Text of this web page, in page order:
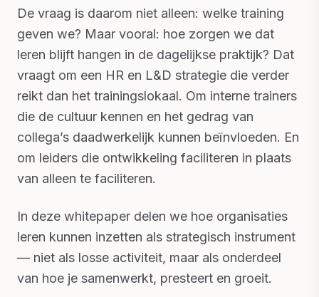
De vraag is daarom niet alleen: welke training
geven we? Maar vooral: hoe zorgen we dat
leren blijft hangen in de dagelijkse praktijk? Dat
vraagt om een HR en L&D strategie die verder
reikt dan het trainingslokaal. Om interne trainers
die de cultuur kennen en het gedrag van
collega’s daadwerkelijk kunnen beïnvloeden. En
om leiders die ontwikkeling faciliteren in plaats
van alleen te faciliteren.
In deze whitepaper delen we hoe organisaties
leren kunnen inzetten als strategisch instrument
— niet als losse activiteit, maar als onderdeel
van hoe je samenwerkt, presteert en groeit.